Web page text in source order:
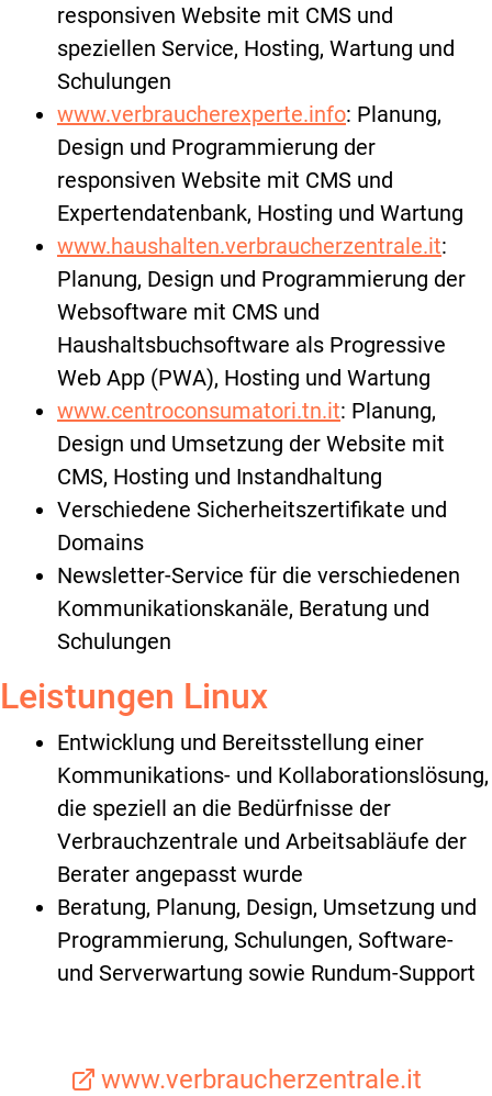
responsiven Website mit CMS und
speziellen Service, Hosting, Wartung und
Schulungen
www.verbraucherexperte.info: Planung,
Design und Programmierung der
responsiven Website mit CMS und
Expertendatenbank, Hosting und Wartung
www.haushalten.verbraucherzentrale.it:
Planung, Design und Programmierung der
Websoftware mit CMS und
Haushaltsbuchsoftware als Progressive
Web App (PWA), Hosting und Wartung
www.centroconsumatori.tn.it: Planung,
Design und Umsetzung der Website mit
CMS, Hosting und Instandhaltung
Verschiedene Sicherheitszertifikate und
Domains
Newsletter-Service für die verschiedenen
Kommunikationskanäle, Beratung und
Schulungen
Leistungen Linux
Entwicklung und Bereitsstellung einer
Kommunikations- und Kollaborationslösung,
die speziell an die Bedürfnisse der
Verbrauchzentrale und Arbeitsabläufe der
Berater angepasst wurde
Beratung, Planung, Design, Umsetzung und
Programmierung, Schulungen, Software-
und Serverwartung sowie Rundum-Support
www.verbraucherzentrale.it